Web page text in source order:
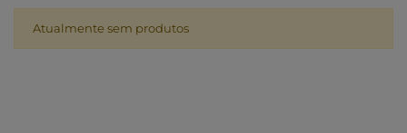
Atualmente sem produtos